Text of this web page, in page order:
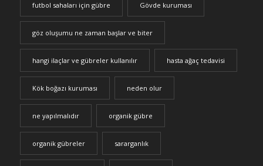
futbol sahaları için gübre Gövde kuruması
göz oluşumu ne zaman başlar ve biter
hangi ilaçlar ve gübreler kullanılır hasta ağaç tedavisi
Kök boğazı kuruması neden olur
ne yapılmalıdır organik gübre
organik gübreler sararganlık